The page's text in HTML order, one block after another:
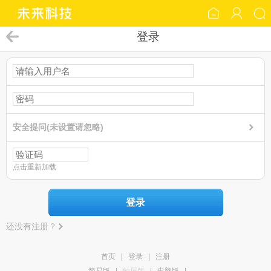
登录
安全提问(未设置请忽略)
点击重新加载
登录
还没有注册？
首页 登录
注册